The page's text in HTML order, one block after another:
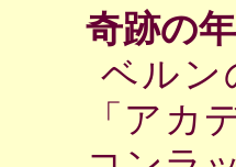
奇跡の年
ベルン
「アカ